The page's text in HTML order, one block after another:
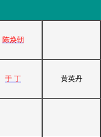
陈焕朝
于 丁 黄英丹